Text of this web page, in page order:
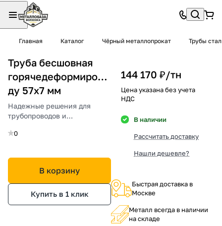
Главная Каталог Чёрный металлопрокат Трубы
Труба бесшовная
горячедеформированная
ду 57х7 мм
Надежные решения для
трубопроводов и
давлением.
0
В корзину
Купить в 1 клик
144 170 ₽/тн
Цена указана без учета
НДС
В наличии
Рассчитать доставку
Нашли дешевле?
Быстрая доставка в
Москве
Металл всегда в наличии
на складе